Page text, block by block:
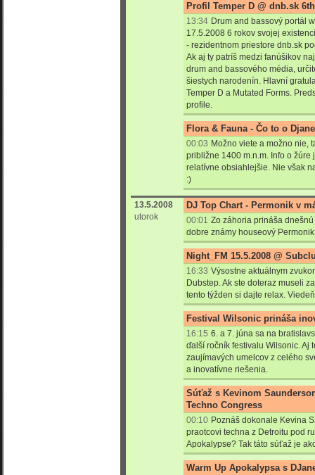
Profil Temper D @ dnb.sk
13:34 Drum and bassový portál
17.5.2008 6 rokov svojej
- rezidentnom priestore dnb.sk
Ak aj ty patríš medzi fanúšikov
drum and bassového média,
šiestych narodenín. Hlavní
Temper D a Mutated Forms.
profile.
Flora & Fauna - Čo to o
00:03 Možno viete a možno nie,
približne 1400 m.n.m. Info o
relatívne obsiahlejšie. Nie však
:)
13.5.2008
utorok
DJ Top Chart - Permonik v
00:01 Zo záhoria prináša
dobre známy houseový
Night_FM 15.5.2008 @
16:33 Výsostne aktuálnym
Dubstep. Ak ste doteraz museli
tento týžden si dajte relax.
Festival Wilsonic prináša
16:15 6. a 7. júna sa na
ďalší ročník festivalu Wilsonic. Aj
zaujímavých umelcov z celého
a inovatívne riešenia.
Súťaž s Kevinom
Techno Congress
00:10 Poznáš dokonale Kevina
praotcovi techna z Detroitu pod
Apokalypse? Tak táto súťaž je
Warm Up Apokalypsa s